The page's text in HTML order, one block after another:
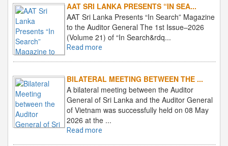
AAT SRI LANKA PRESENTS “IN SEA...
AAT Sri Lanka Presents “In Search” Magazine
to the Auditor General The 1st Issue–2026
(Volume 21) of “In Search&rdq...
Read more
BILATERAL MEETING BETWEEN THE ...
A bilateral meeting between the Auditor
General of Sri Lanka and the Auditor General
of Vietnam was successfully held on 08 May
2026 at the ...
Read more